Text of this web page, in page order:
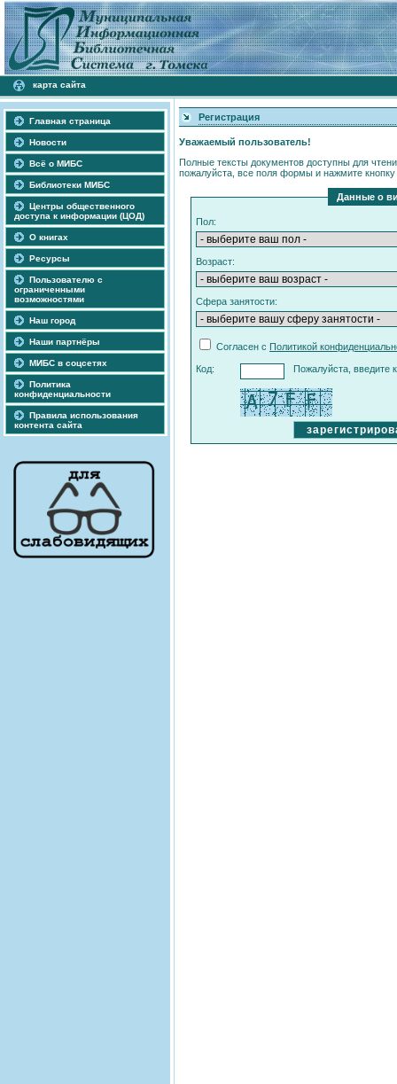
карта сайта
Главная страница
Новости
Всё о МИБС
Библиотеки МИБС
Центры общественного
доступа к информации (ЦОД)
О книгах
Ресурсы
Пользователю с
ограниченными
возможностями
Наш город
Наши партнёры
МИБС в соцсетях
Политика
конфиденциальности
Правила использования
контента сайта
Регистрация
Уважаемый пользователь!
Полные тексты документов доступны для
пожалуйста, все поля формы и нажмите кнопку
Данные о
Пол:
Возраст:
Сфера занятости:
Согласен с Политикой
Код: Пожалуйста, введите